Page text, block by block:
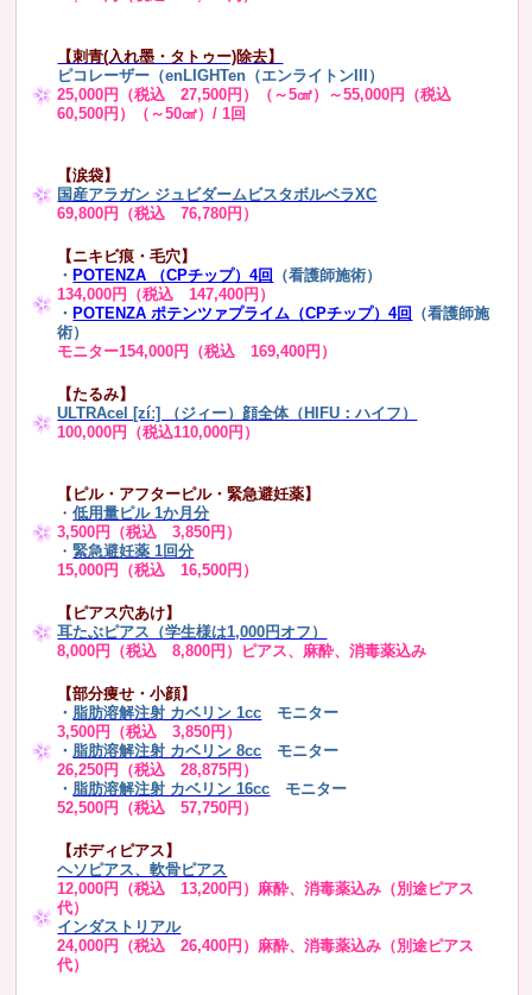
【刺青(入れ墨・タトゥー)除去】
ピコレーザー（enLIGHTen（エンライトンIII）
25,000円（税込 27,500円）（～5㎠）～55,000円（税込
60,500円）（～50㎠）/ 1回
【涙袋】
国産アラガン ジュビダームビスタボルベラXC
69,800円（税込 76,780円）
【ニキビ痕・毛穴】
・ POTENZA （CPチップ）4回
（看護師施術）
134,000円（税込 147,400円）
・ POTENZA ポテンツァプライム（CPチップ）4回
（看護師施
術）
モニター154,000円（税込 169,400円）
【たるみ】
ULTRAcel [zíː] （ジィー）顔全体（HIFU：ハイフ）
100,000円（税込110,000円）
【ピル・アフターピル・緊急避妊薬】
・低用量ピル 1か月分
3,500円（税込 3,850円）
・緊急避妊薬 1回分
15,000円（税込 16,500円）
【ピアス穴あけ】
耳たぶピアス（学生様は1,000円オフ）
8,000円（税込 8,800円）ピアス、麻酔、消毒薬込み
【部分痩せ・小顔】
・ 脂肪溶解注射 カベリン 1cc モニター
3,500円（税込 3,850円）
・ 脂肪溶解注射 カベリン 8cc モニター
26,250円（税込 28,875円）
・ 脂肪溶解注射 カベリン 16cc
モニター
52,500円（税込 57,750円）
【ボディピアス】
ヘソピアス、軟骨ピアス
12,000円（税込 13,200円）麻酔、消毒薬込み（別途ピアス
代）
インダストリアル
24,000円（税込 26,400円）麻酔、消毒薬込み（別途ピアス
代）